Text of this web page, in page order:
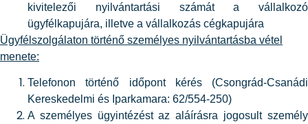
kivitelezői nyilvántartási számát a vállalkozó
ügyfélkapujára, illetve a vállalkozás cégkapujára
Ügyfélszolgálaton történő személyes nyilvántartásba vétel
menete:
Telefonon történő időpont kérés (Csongrád-Csanádi
Kereskedelmi és Iparkamara: 62/554-250)
A személyes ügyintézést az aláírásra jogosult személy